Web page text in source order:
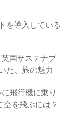
を導入している
た、旅の魅力
飛行機に乗り
空を飛ぶには？